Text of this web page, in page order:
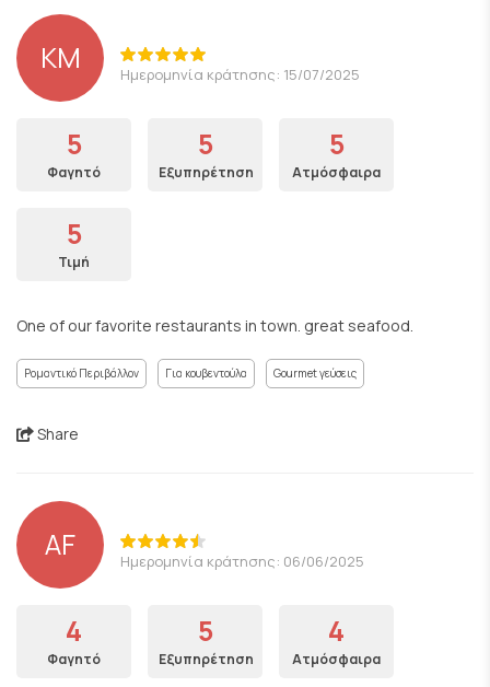
KM Ημερομηνία κράτησης: 15/07/2025
5
Φαγητό
5
Εξυπηρέτηση
5
Ατμόσφαιρα
5
Τιμή
One of our favorite restaurants in town. great seafood.
Ρομαντικό Περιβάλλον Για κουβεντούλα Gourmet γεύσεις
Share
AF Ημερομηνία κράτησης: 06/06/2025
4
Φαγητό
5
Εξυπηρέτηση
4
Ατμόσφαιρα